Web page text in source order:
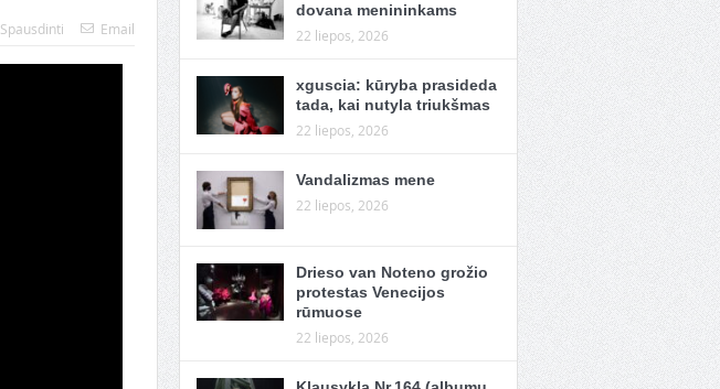
Spausdinti Email
dovana menininkams
22 liepos, 2026
xguscia: kūryba prasideda
tada, kai nutyla triukšmas
22 liepos, 2026
Vandalizmas mene
22 liepos, 2026
Drieso van Noteno grožio
protestas Venecijos
rūmuose
22 liepos, 2026